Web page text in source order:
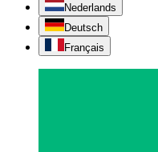
Nederlands
Deutsch
Français